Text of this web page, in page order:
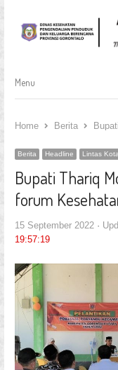
Menu
Menu
Home Berita
Berita Headline Lintas
Bupati Thariq
forum
15 September 2022
19:57:19